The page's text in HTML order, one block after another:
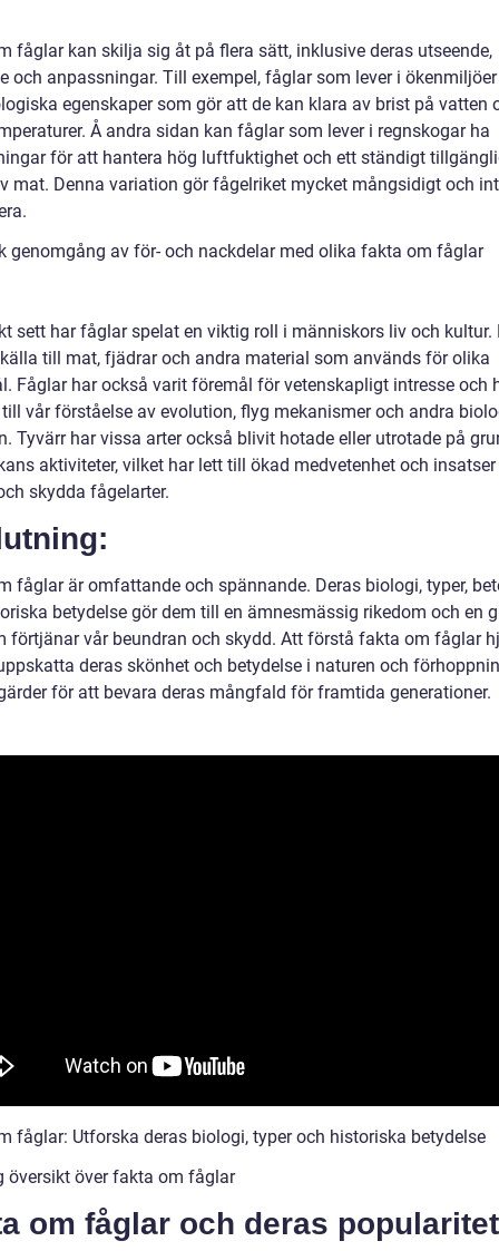
fåglar kan skilja sig åt på flera sätt, inklusive deras utseende,
och anpassningar. Till exempel, fåglar som lever i
egenskaper som gör att de kan klara av brist på vatten
Å andra sidan kan fåglar som lever i regnskogar ha
för att hantera hög luftfuktighet och ett ständigt
mat. Denna variation gör fågelriket mycket mångsidigt och
genomgång av för- och nackdelar med olika fakta om fåglar
sett har fåglar spelat en viktig roll i människors liv och kultur.
till mat, fjädrar och andra material som används för olika
Fåglar har också varit föremål för vetenskapligt intresse och
vår förståelse av evolution, flyg mekanismer och andra
Tyvärr har vissa arter också blivit hotade eller utrotade på
aktiviteter, vilket har lett till ökad medvetenhet och
skydda fågelarter.
fåglar är omfattande och spännande. Deras biologi, typer,
betydelse gör dem till en ämnesmässig rikedom och en
förtjänar vår beundran och skydd. Att förstå fakta om fåglar
deras skönhet och betydelse i naturen och
för att bevara deras mångfald för framtida generationer.
fåglar: Utforska deras biologi, typer och historiska betydelse
översikt över fakta om fåglar
om fåglar och deras popularitet